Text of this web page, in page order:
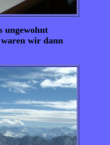
ungewohnt
wir dann